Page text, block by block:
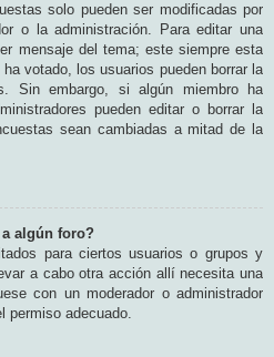
solo pueden ser modificadas por
o la administración. Para editar una
mensaje del tema; este siempre esta
votado, los usuarios pueden borrar la
Sin embargo, si algún miembro ha
pueden editar o borrar la
sean cambiadas a mitad de la
algún foro?
para ciertos usuarios o grupos y
a cabo otra acción allí necesita una
con un moderador o administrador
permiso adecuado.